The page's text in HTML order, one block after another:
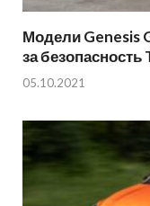
Модели Genesis
за
05.10.2021